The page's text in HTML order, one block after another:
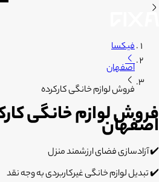
فیکسا
اصفهان
فروش لوازم خانگی کارکرده
فروش لوازم خانگی
اصفهان
✔️ آزادسازی فضای ارزشمند منزل
✔️ تبدیل لوازم خانگی غیرکاربردی به وجه نقد